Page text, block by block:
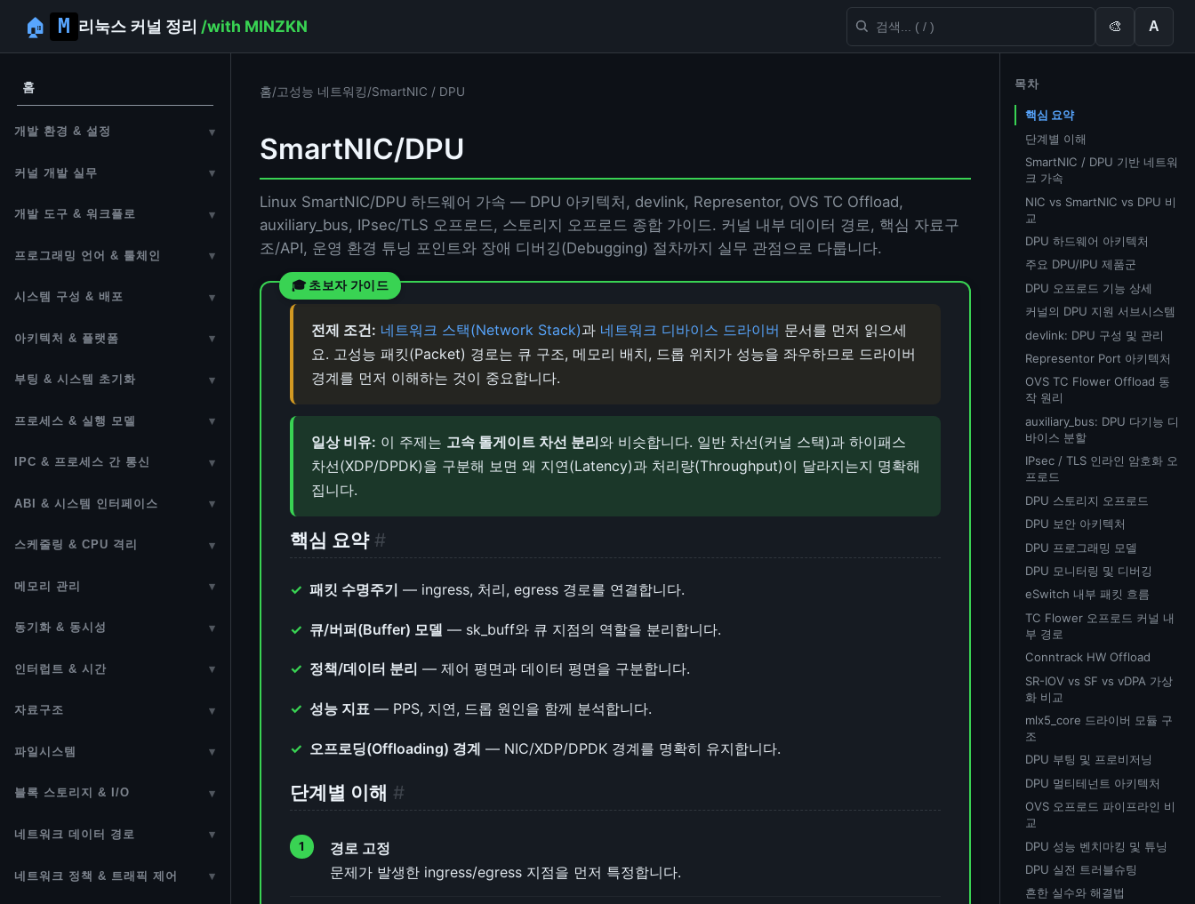
🏠 리눅스 커널 정리 /with MINZKN 🎨 A
홈
개발 환경 & 설정 ▾
디버그 설정 옵션
커널 개발 실무 ▾
개발 도구 & 워크플로 ▾
Git
Bash 셸 스크립팅
정규표현식 (Regular Expression)
패치 제출
터미널 ANSI 이스케이프 코드
프로그래밍 언어 & 툴체인 ▾
System Interface)
GCC 가이드
GNU Make
빌드 시스템
크로스 컴파일
시스템 구성 & 배포 ▾
Buildroot / Yocto)
BusyBox
아키텍처 & 플랫폼 ▾
and Power Interface)
Device Tree
MSR 레지스터
CPUID 명령어
x86_64 명령어셋 (ISA)
ARM64 명령어셋 (ISA)
Android 커널
부팅 & 시스템 초기화 ▾
PXE 네트워크 부팅
Secure Boot
OpenBIOS
프로세스 & 실행 모델 ▾
컨텍스트 스위칭 (Context
IPC & 프로세스 간 통신 ▾
Communication)
현대 리눅스 IPC 메커니즘
Unix Domain Socket
ABI & 시스템 인터페이스 ▾
Interface)
시스템 콜 (System Call)
시스템 콜 레퍼런스
Object)
스케줄링 & CPU 격리 ▾
sched_ext (BPF 확장 스케줄러)
preempt_count & 선점 모델
Real-Time Linux & PREEMPT_RT
메모리 관리 ▾
슬랩 할당자 (SLUB)
Folio (페이지 캐시 현대화)
NUMA (Non-Uniform Memory
vmalloc (가상 연속 메모리)
CMA (연속 메모리 할당자)
동기화 & 동시성 ▾
Semaphore
Reader-Writer Lock
Seqlock
인터럽트 & 시간 ▾
Tasklet
Workqueue (CMWQ)
Threaded IRQ
자료구조 ▾
kfifo
Ring Buffer (ftrace)
파일시스템 ▾
ext4
블록 스토리지 & I/O ▾
네트워크 데이터 경로 ▾
네트워크 정책 & 트래픽 제어 ▾
홈/고성능 네트워킹/SmartNIC / DPU
SmartNIC/DPU
Linux SmartNIC/DPU 하드웨어 가속 — DPU 아키텍처, devlink, Representor, OVS TC Offload,
auxiliary_bus, IPsec/TLS 오프로드, 스토리지 오프로드 종합 가이드. 커널 내부 데이터 경로, 핵심 자료구
조/API, 운영 환경 튜닝 포인트와 장애 디버깅(Debugging) 절차까지 실무 관점으로 다룹니다.
전제 조건: 네트워크 스택(Network Stack)과 네트워크 디바이스 드라이버 문서를 먼저 읽으세
요. 고성능 패킷(Packet) 경로는 큐 구조, 메모리 배치, 드롭 위치가 성능을 좌우하므로 드라이버
경계를 먼저 이해하는 것이 중요합니다.
일상 비유: 이 주제는 고속 톨게이트 차선 분리와 비슷합니다. 일반 차선(커널 스택)과 하이패스
차선(XDP/DPDK)을 구분해 보면 왜 지연(Latency)과 처리량(Throughput)이 달라지는지 명확해
집니다.
핵심 요약 #
패킷 수명주기 — ingress, 처리, egress 경로를 연결합니다.
큐/버퍼(Buffer) 모델 — sk_buff와 큐 지점의 역할을 분리합니다.
정책/데이터 분리 — 제어 평면과 데이터 평면을 구분합니다.
성능 지표 — PPS, 지연, 드롭 원인을 함께 분석합니다.
오프로딩(Offloading) 경계 — NIC/XDP/DPDK 경계를 명확히 유지합니다.
단계별 이해 #
경로 고정
문제가 발생한 ingress/egress 지점을 먼저 특정합니다.
목차
핵심 요약
단계별 이해
SmartNIC / DPU 기반 네트워
크 가속
NIC vs SmartNIC vs DPU 비
교
DPU 하드웨어 아키텍처
주요 DPU/IPU 제품군
DPU 오프로드 기능 상세
커널의 DPU 지원 서브시스템
devlink: DPU 구성 및 관리
Representor Port 아키텍처
OVS TC Flower Offload 동
작 원리
auxiliary_bus: DPU 다기능 디
바이스 분할
IPsec / TLS 인라인 암호화 오
프로드
DPU 스토리지 오프로드
DPU 보안 아키텍처
DPU 프로그래밍 모델
DPU 모니터링 및 디버깅
eSwitch 내부 패킷 흐름
TC Flower 오프로드 커널 내
부 경로
Conntrack HW Offload
SR-IOV vs SF vs vDPA 가상
화 비교
mlx5_core 드라이버 모듈 구
조
DPU 부팅 및 프로비저닝
DPU 멀티테넌트 아키텍처
OVS 오프로드 파이프라인 비
교
DPU 성능 벤치마킹 및 튜닝
DPU 실전 트러블슈팅
흔한 실수와 해결법